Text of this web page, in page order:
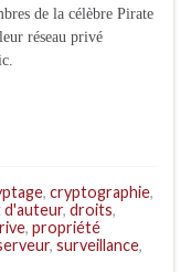
de la célèbre Pirate
réseau privé
, cryptographie,
, droits,
, propriété
, surveillance,